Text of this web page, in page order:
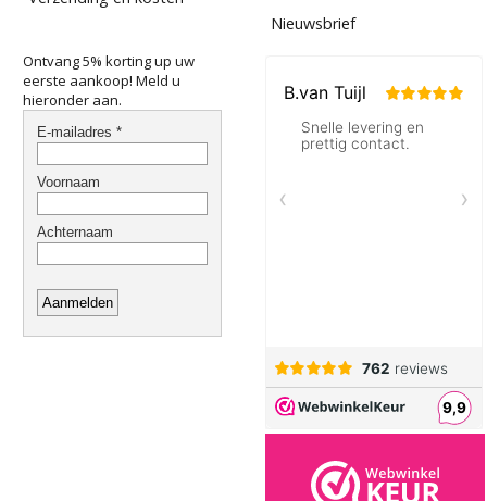
Nieuwsbrief
Ontvang 5% korting up uw
eerste aankoop! Meld u
hieronder aan.